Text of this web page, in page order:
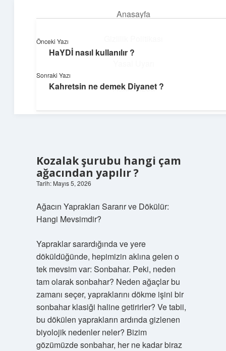
Anasayfa
Hakkımızda
Keyifli vakit için kısa ve eğlenceli içerikler.
Kozalak şurubu hangi çam
ağacından yapılır ?
Tarih: Mayıs 5, 2026
Ağacın Yaprakları Sararır ve Dökülür:
Hangi Mevsimdir?
Yapraklar sarardığında ve yere
döküldüğünde, hepimizin aklına gelen o
tek mevsim var: Sonbahar. Peki, neden
tam olarak sonbahar? Neden ağaçlar bu
zamanı seçer, yapraklarını dökme işini bir
sonbahar klasiği haline getirirler? Ve tabii,
bu dökülen yaprakların ardında gizlenen
biyolojik nedenler neler? Bizim
gözümüzde sonbahar, her ne kadar biraz
Önceki Yazı
HaYDİ nasıl kullanılır ?
Sonraki Yazı
Kahretsin ne demek Diyanet ?